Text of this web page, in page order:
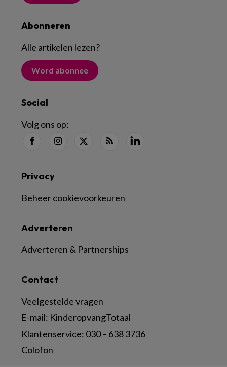
Abonneren
Alle artikelen lezen?
Word abonnee
Social
Volg ons op:
Contact
Veelgestelde vragen
E-mail: KinderopvangTotaal
Klantenservice: 030 – 638 3736
Colofon
Adverteren
Adverteren & Partnerships
Privacy
Beheer cookievoorkeuren